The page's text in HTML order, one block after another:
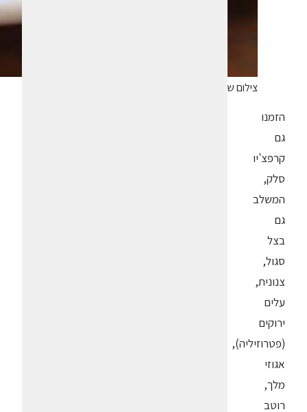
צילום שחר בן-פורת
הזמנו
גם
קרפצ'יו
סלק,
המשלב
גם
בצל
סגול,
צנונית,
עלים
ירוקים
(פטרוזיליה),
אגוזי
מלך,
רוטב